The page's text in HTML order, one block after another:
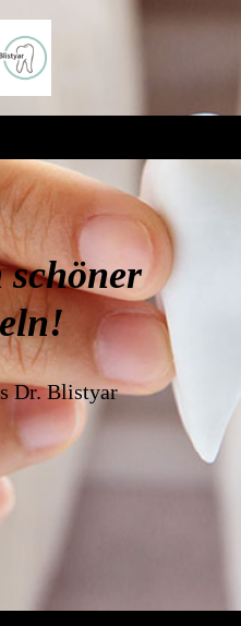
schöner
Dr. Blistyar